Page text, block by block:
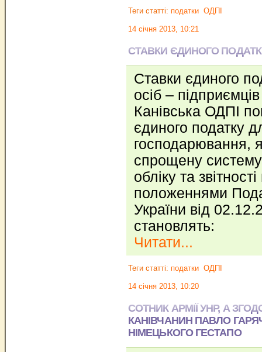
Теги статті: податки ОДПІ
14 січня 2013, 10:21
СТАВКИ ЄДИНОГО
Ставки єдиного
осіб –
Канівська ОДПІ
єдиного податку
господарювання,
спрощену
обліку та
положеннями
України від
становлять:
Читати...
Теги статті: податки ОДПІ
14 січня 2013, 10:20
СОТНИК АРМІЇ УНР, А
КАНІВЧАНИН ПАВЛО
НІМЕЦЬКОГО ГЕСТАПО